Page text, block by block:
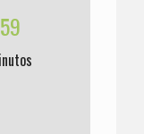
59